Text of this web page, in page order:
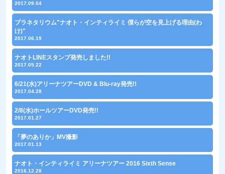
2017.09.04
プラネタリウム"ナオト・インティライミ 僕らが空を見上げる理由(わ
け)"
2017.06.19
ナオトLINEスタンプ発売しました!!
2017.05.22
6/21(水)アリーナツアーDVD & Blu-ray発売!!
2017.04.28
2/8(水)ホールツアーDVD発売!!
2017.01.27
「夢のありか」MV撮影
2017.01.13
ナオト・インティライミ アリーナツアー 2016 Sixth Sense
2016.12.28